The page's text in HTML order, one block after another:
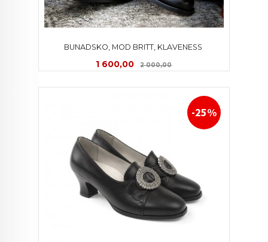
BUNADSKO, MOD BRITT, KLAVENESS
Tilbud
1 600,00 2 000,00Rabatt
-25%